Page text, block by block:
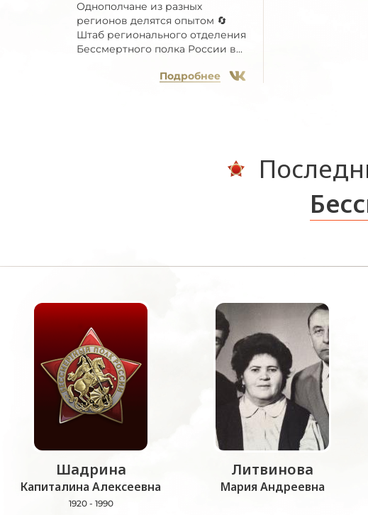
Однополчане из разных
регионов делятся опытом 🔄
Штаб регионального отделения
Бессмертного полка России в...
Подробнее
Шадрина
Капиталина Алексеевна
1920 - 1990
Литвинова
Мария Андреевна